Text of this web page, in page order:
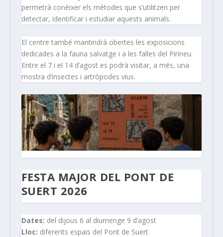
permetrà conèixer els mètodes que s’utilitzen per
detectar, identificar i estudiar aquests animals.
El centre també mantindrà obertes les exposicions
dedicades a la fauna salvatge i a les falles del Pirineu.
Entre el 7 i el 14 d’agost es podrà visitar, a més, una
mostra d’insectes i artròpodes vius.
FESTA MAJOR DEL PONT DE
SUERT 2026
Dates: del dijous 6 al diumenge 9 d’agost
Lloc: diferents espais del Pont de Suert